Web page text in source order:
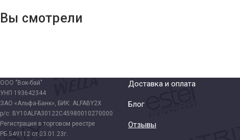
Вы смотрели
ООО "Вок-бай"
УНП 193642344
ЗАО «Альфа-Банк», БИК: ALFABY2X
р/с: BY10ALFA30122C45980010270000
Регистрация в торговом реестре
РБ 549112 от 03.01.23г.
Доставка и оплата
Блог
Отзывы